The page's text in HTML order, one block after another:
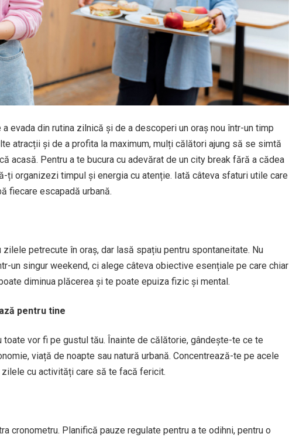
evada din rutina zilnică și de a descoperi un oraș nou într-un timp
atracții și de a profita la maximum, mulți călători ajung să se simtă
acasă. Pentru a te bucura cu adevărat de un city break fără a cădea
ți organizezi timpul și energia cu atenție. Iată câteva sfaturi utile care
fiecare escapadă urbană.
petrecute în oraș, dar lasă spațiu pentru spontaneitate. Nu
un singur weekend, ci alege câteva obiective esențiale pe care chiar
diminua plăcerea și te poate epuiza fizic și mental.
pentru tine
toate vor fi pe gustul tău. Înainte de călătorie, gândește-te ce te
viață de noapte sau natură urbană. Concentrează-te pe acele
cu activități care să te facă fericit.
cronometru. Planifică pauze regulate pentru a te odihni, pentru o